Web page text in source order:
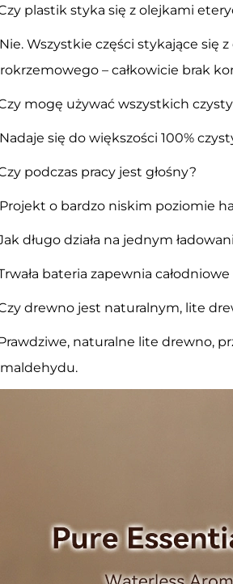
plastik styka się z olejkami
Wszystkie części stykające się
– całkowicie brak
mogę używać wszystkich
się do większości 100%
podczas pracy jest głośny?
o bardzo niskim poziomie
długo działa na jednym
bateria zapewnia
drewno jest naturalnym, lite
naturalne lite drewno,